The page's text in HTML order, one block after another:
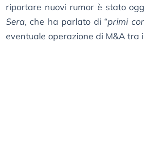
riportare nuovi rumor è stato
Sera, che ha parlato di “primi
eventuale operazione di M&A tra